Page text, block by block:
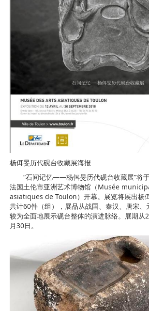
杨佴旻历代砚台收藏展海报
“石间记忆——杨佴旻历代砚台收藏展”将
法国土伦市亚洲艺术博物馆（Musée
asiatiques de Toulon）开幕。展览将展出杨
共计60件（组），展品从战国、秦汉、唐宋、
较为全面地展示砚台整体的演进脉络。展期从
月30日。